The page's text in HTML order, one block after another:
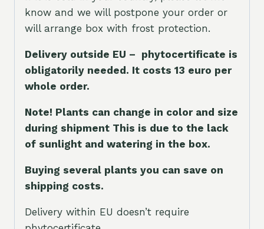
know and we will postpone your order or
will arrange box with frost protection.
Delivery outside EU – phytocertificate is
obligatorily needed. It costs 13 euro per
whole order.
Note! Plants can change in color and size
during shipment This is due to the lack
of sunlight and watering in the box.
Buying several plants you can save on
shipping costs.
Delivery within EU doesn’t require